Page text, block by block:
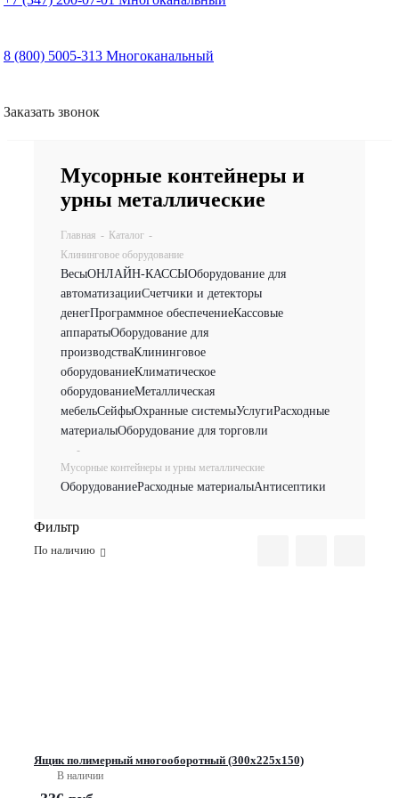
8 (800) 5005-313 Многоканальный
Заказать звонок
Мусорные контейнеры и
урны металлические
Главная - Каталог -
Клининговое оборудование
ВесыОНЛАЙН-КАССЫОборудование для
автоматизацииСчетчики и детекторы
денегПрограммное обеспечениеКассовые
аппаратыОборудование для
производстваКлининговое
оборудованиеКлиматическое
оборудованиеМеталлическая
мебельСейфыОхранные системыУслугиРасходные
материалыОборудование для торговли
-
Мусорные контейнеры и урны металлические
ОборудованиеРасходные материалыАнтисептики
Фильтр
По наличию
Ящик полимерный многооборотный (300х225х150)
В наличии